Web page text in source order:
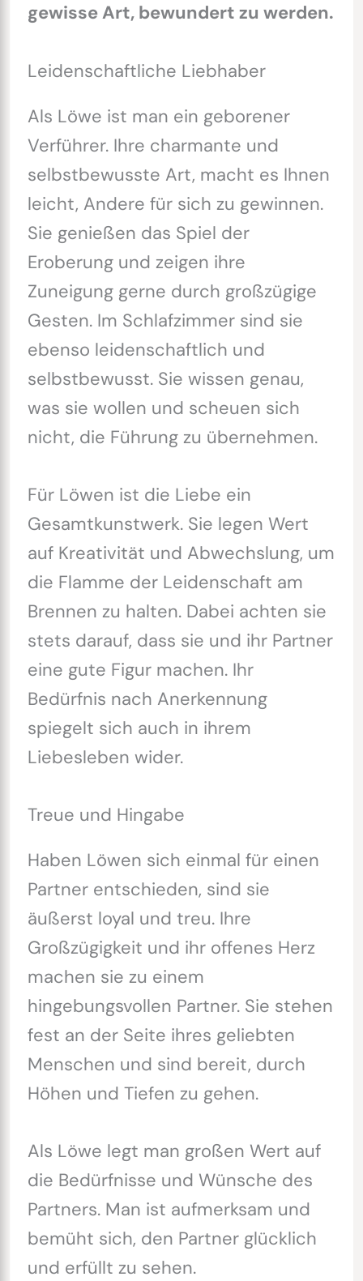
gewisse Art, bewundert zu werden.
Leidenschaftliche Liebhaber
Als Löwe ist man ein geborener
Verführer. Ihre charmante und
selbstbewusste Art, macht es Ihnen
leicht, Andere für sich zu gewinnen.
Sie genießen das Spiel der
Eroberung und zeigen ihre
Zuneigung gerne durch großzügige
Gesten. Im Schlafzimmer sind sie
ebenso leidenschaftlich und
selbstbewusst. Sie wissen genau,
was sie wollen und scheuen sich
nicht, die Führung zu übernehmen.
Für Löwen ist die Liebe ein
Gesamtkunstwerk. Sie legen Wert
auf Kreativität und Abwechslung, um
die Flamme der Leidenschaft am
Brennen zu halten. Dabei achten sie
stets darauf, dass sie und ihr Partner
eine gute Figur machen. Ihr
Bedürfnis nach Anerkennung
spiegelt sich auch in ihrem
Liebesleben wider.
Treue und Hingabe
Haben Löwen sich einmal für einen
Partner entschieden, sind sie
äußerst loyal und treu. Ihre
Großzügigkeit und ihr offenes Herz
machen sie zu einem
hingebungsvollen Partner. Sie stehen
fest an der Seite ihres geliebten
Menschen und sind bereit, durch
Höhen und Tiefen zu gehen.
Als Löwe legt man großen Wert auf
die Bedürfnisse und Wünsche des
Partners. Man ist aufmerksam und
bemüht sich, den Partner glücklich
und erfüllt zu sehen.